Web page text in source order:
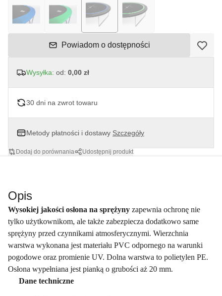
Powiadom o dostępności
Wysyłka: od: 0,00 zł
30 dni na zwrot towaru
Metody płatności i dostawy Szczegóły
Dodaj do porównania Udostępnij produkt
Opis
Wysokiej jakości osłona na sprężyny zapewnia ochronę nie
tylko użytkownikom, ale także zabezpiecza dodatkowo same
sprężyny przed czynnikami atmosferycznymi. Wierzchnia
warstwa wykonana jest materiału PVC odpornego na warunki
pogodowe oraz promienie UV. Dolna warstwa to polietylen PE.
Osłona wypełniana jest pianką o grubości aż 20 mm.
Dane techniczne